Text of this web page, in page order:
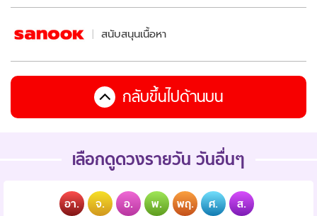
สนับสนุนเนื้อหา
กลับขึ้นไปด้านบน
เลือกดูดวงรายวัน วันอื่นๆ
อา. จ. อ. พ. พฤ. ศ. ส.